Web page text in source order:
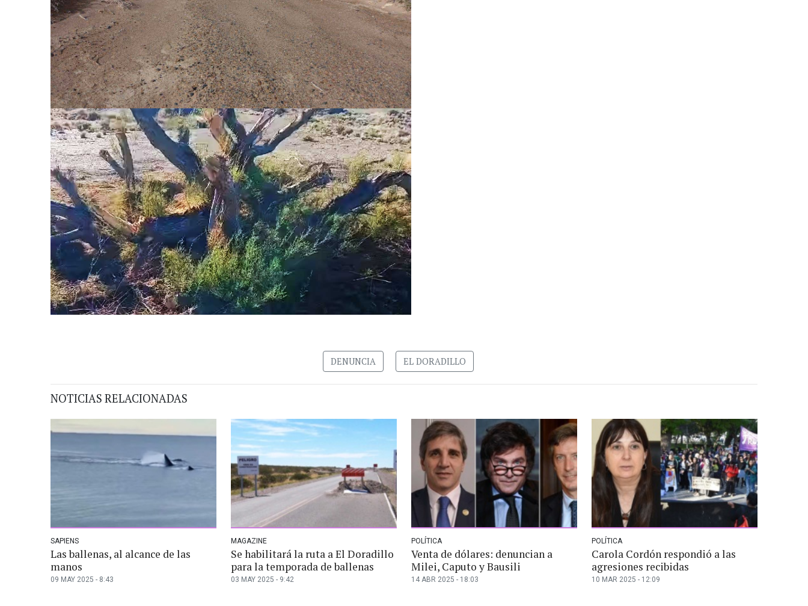
DENUNCIA EL DORADILLO
NOTICIAS RELACIONADAS
SAPIENS
Las ballenas, al alcance de las
manos
09 MAY 2025 - 8:43
MAGAZINE
Se habilitará la ruta a El Doradillo
para la temporada de ballenas
03 MAY 2025 - 9:42
POLÍTICA
Venta de dólares: denuncian a
Milei, Caputo y Bausili
14 ABR 2025 - 18:03
POLÍTICA
Carola Cordón respondió a las
agresiones recibidas
10 MAR 2025 - 12:09